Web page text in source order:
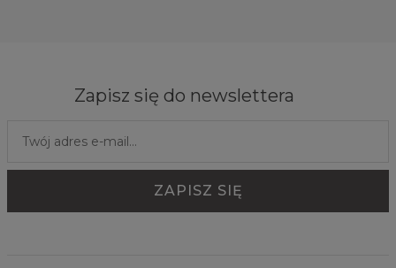
Zapisz się do newslettera